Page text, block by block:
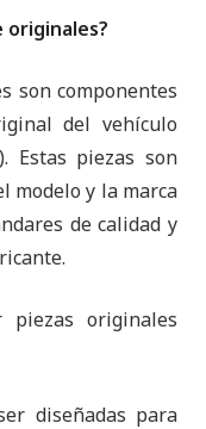
originales?
son componentes
del vehículo
Estas piezas son
modelo y la marca
de calidad y
originales
diseñadas para